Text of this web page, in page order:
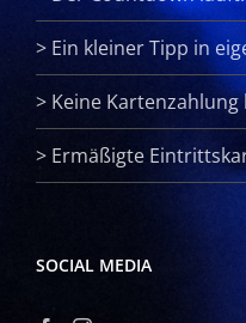
> Ein kleiner Tipp in
> Keine
> Ermäßigte
SOCIAL MEDIA